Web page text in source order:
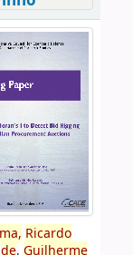
Ricardo
de, Guilherme